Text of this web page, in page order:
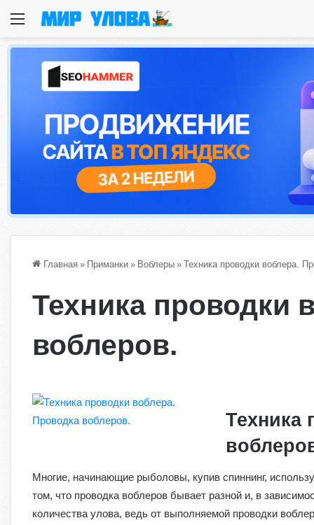
Меню
Главная » Приманки » Воблеры » Техника проводки воблера.
Техника проводки
воблеров.
Техника
Многие, начинающие рыболовы, купив спиннинг,
том, что проводка воблеров бывает разной и, в
количества улова, ведь от выполняемой проводки